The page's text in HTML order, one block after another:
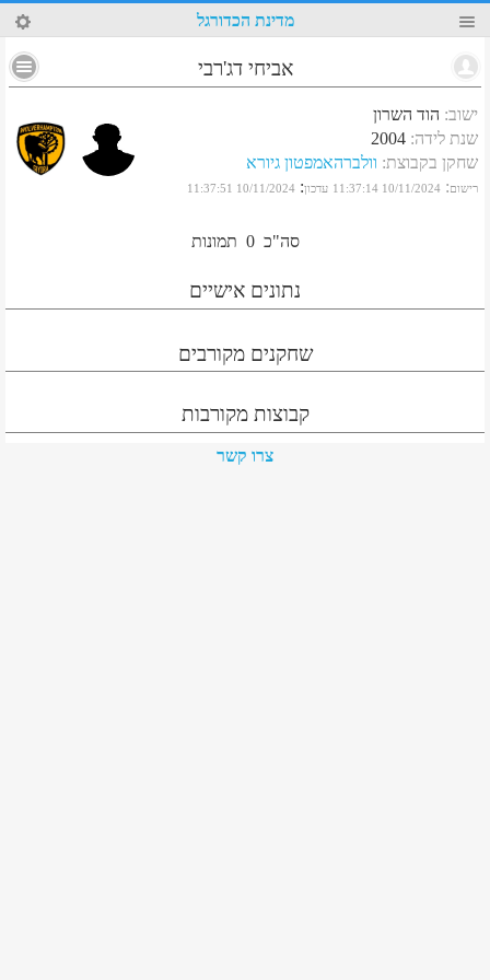
21 מדינת הכדורגל
אביחי דג'רבי
ישוב: הוד השרון
שנת לידה:
2004
שחקן בקבוצת: וולברהאמפטון גיורא
רישום:
10/11/2024 11:37:14 עדכון:
10/11/2024 11:37:51
סה"כ 0 תמונות
נתונים אישיים
שחקנים מקורבים
קבוצות מקורבות
צרו קשר